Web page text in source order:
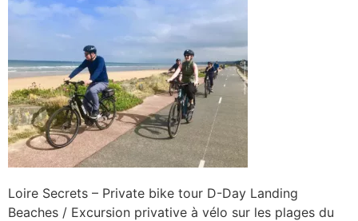
Loire Secrets – Private bike tour D-Day Landing
Beaches / Excursion privative à vélo sur les plages du